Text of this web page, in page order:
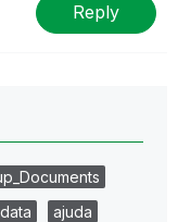
Reply
data
ajuda